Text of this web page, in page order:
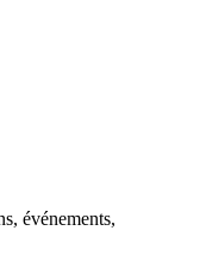
événements,